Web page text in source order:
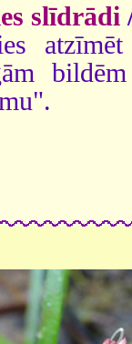
slīdrādi